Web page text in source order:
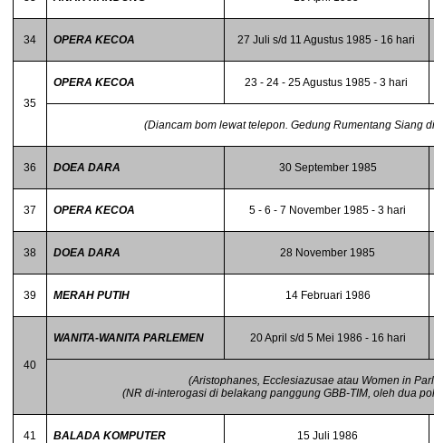
34 OPERA KECOA 27 Juli s/d 11 Agustus 1985 - 16 hari
35
OPERA KECOA 23 - 24 - 25 Agustus 1985 - 3 hari
(Diancam bom lewat telepon. Gedung Rumentang Siang
36 DOEA DARA 30 September 1985
37 OPERA KECOA 5 - 6 - 7 November 1985 - 3 hari
38 DOEA DARA 28 November 1985
39 MERAH PUTIH 14 Februari 1986
40
WANITA-WANITA PARLEMEN 20 April s/d 5 Mei 1986 - 16 hari
(Aristophanes, Ecclesiazusae atau Women in
(NR di-interogasi di belakang panggung GBB-TIM, oleh dua
41 BALADA KOMPUTER 15 Juli 1986